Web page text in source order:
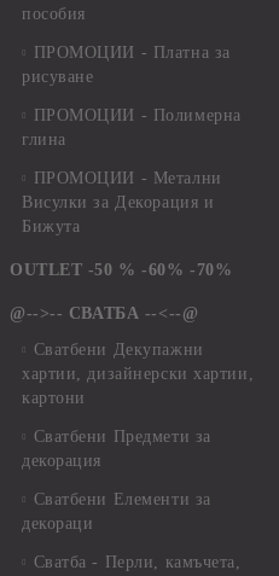
пособия
ПРОМОЦИИ - Платна за
рисуване
ПРОМОЦИИ - Полимерна
глина
ПРОМОЦИИ - Метални
Висулки за Декорация и
Бижута
OUTLET -50 % -60% -70%
@-->-- СВАТБА --<--@
Сватбени Декупажни
хартии, дизайнерски хартии,
картони
Сватбени Предмети за
декорация
Сватбени Елементи за
декораци
Сватба - Перли, камъчета,